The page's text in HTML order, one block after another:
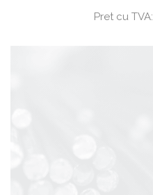
Pret cu TVA: